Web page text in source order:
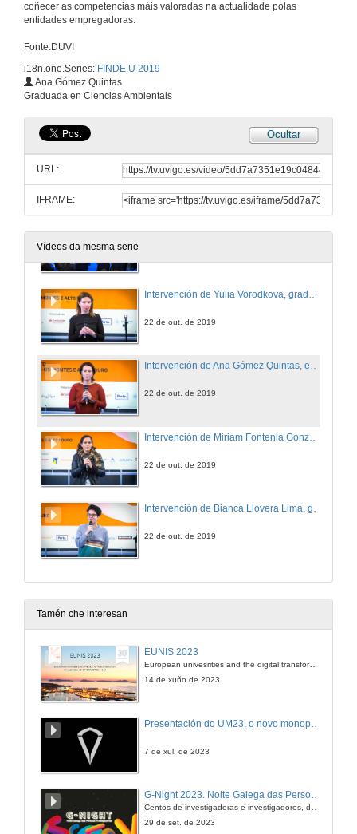
coñecer as competencias máis valoradas na actualidade polas
entidades empregadoras.
Fonte:DUVI
i18n.one.Series: FINDE.U 2019
Ana Gómez Quintas
Graduada en Ciencias Ambientais
Ocultar
URL:
IFRAME:
Vídeos da mesma serie
22 de out. de 2019
22 de out. de 2019
Intervención de Ana Gómez Quintas, estudante de Ciencias Ambientais
22 de out. de 2019
22 de out. de 2019
Intervención de Bianca Llovera Lima, graduada en Enxeñería Mecánica
22 de out. de 2019
Tamén che interesan
EUNIS 2023
European univesrities and the digital transformation: challenges and opportunities ahead
14 de xuño de 2023
7 de xul. de 2023
G-Night 2023. Noite Galega das Persoas Investigadoras. Conciencias creativas
29 de set. de 2023